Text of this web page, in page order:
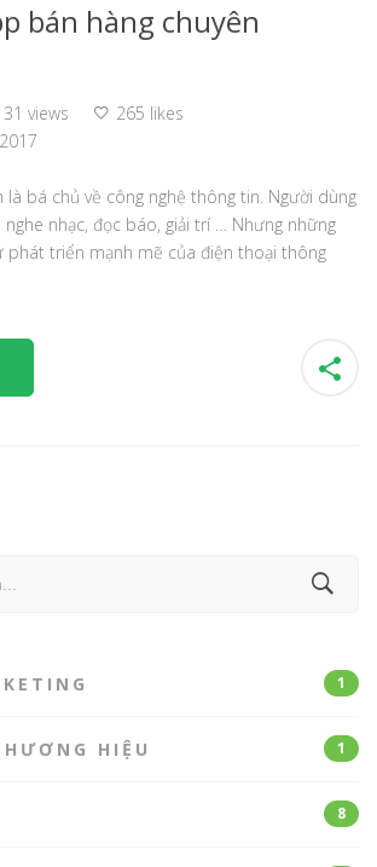
bán hàng chuyên
views
265 likes
là bá chủ về công nghệ thông tin. Người dùng
nhạc, đọc báo, giải trí … Nhưng những
phát triển mạnh mẽ của điện thoại thông
1
HIỆU 1
8